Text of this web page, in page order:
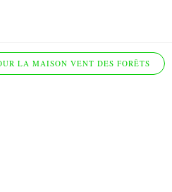
LA MAISON VENT DES FORÊTS